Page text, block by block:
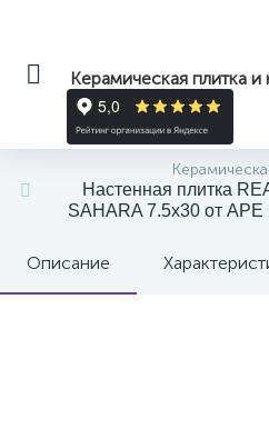
Керамическая плитка и
Настенная плитка
SAHARA 7.5x30 от
Описание